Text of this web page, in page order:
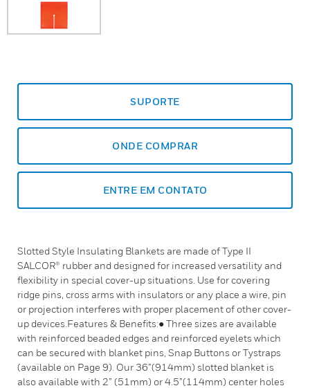
SUPORTE
ONDE COMPRAR
ENTRE EM CONTATO
Slotted Style Insulating Blankets are made of Type II
SALCOR® rubber and designed for increased versatility and
flexibility in special cover-up situations. Use for covering
ridge pins, cross arms with insulators or any place a wire, pin
or projection interferes with proper placement of other cover-
up devices.Features & Benefits:● Three sizes are available
with reinforced beaded edges and reinforced eyelets which
can be secured with blanket pins, Snap Buttons or Tystraps
(available on Page 9). Our 36”(914mm) slotted blanket is
also available with 2” (51mm) or 4.5”(114mm) center holes